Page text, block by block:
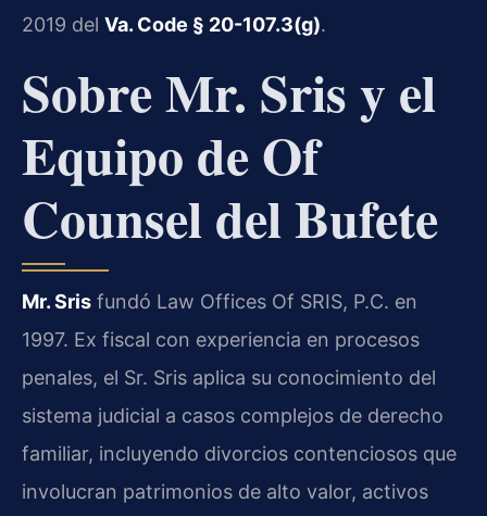
2019 del Va. Code § 20-107.3(g).
Sobre Mr. Sris y el
Equipo de Of
Counsel del Bufete
Mr. Sris fundó Law Offices Of SRIS, P.C. en
1997. Ex fiscal con experiencia en procesos
penales, el Sr. Sris aplica su conocimiento del
sistema judicial a casos complejos de derecho
familiar, incluyendo divorcios contenciosos que
involucran patrimonios de alto valor, activos